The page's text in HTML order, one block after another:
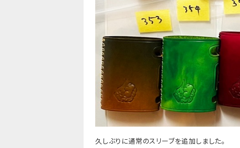
久しぶりに通常のスリーブを追加しました。